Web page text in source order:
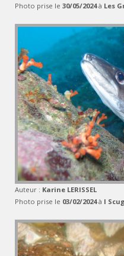
Photo prise le 30/05/2024à Les
Auteur : Karine LERISSEL
Photo prise le 03/02/2024à I